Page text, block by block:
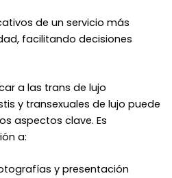
de un servicio más
facilitando decisiones
a las trans de lujo
y transexuales de lujo puede
aspectos clave. Es
a:
y presentación